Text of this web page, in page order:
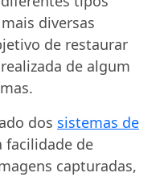
diversas
de restaurar
de algum
dos sistemas de
facilidade de
capturadas,